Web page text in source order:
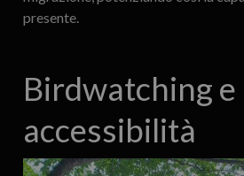
presente.
Birdwatching e
accessibilità